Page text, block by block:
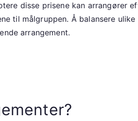
arrangementer,
Effektive
strategier,
disse prisene kan arrangører
til målgruppen. Å balansere
arrangement.